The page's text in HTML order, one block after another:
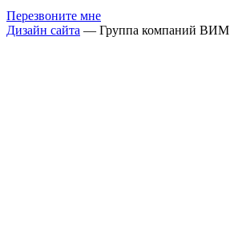
Перезвоните мне
Дизайн сайта — Группа компаний ВИМ